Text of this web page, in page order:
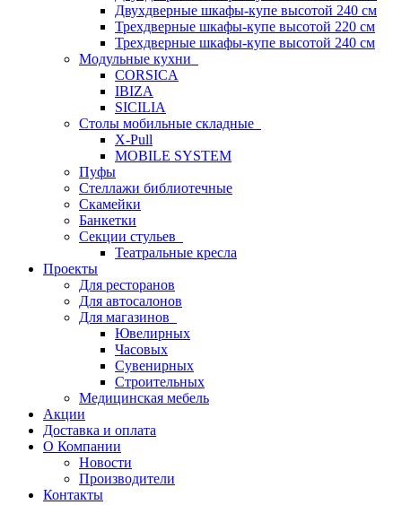
Двухдверные шкафы-купе высотой 240 см
Трехдверные шкафы-купе высотой 220 см
Трехдверные шкафы-купе высотой 240 см
Модульные кухни
CORSICA
IBIZA
SICILIA
Столы мобильные складные
X-Pull
MOBILE SYSTEM
Пуфы
Стеллажи библиотечные
Скамейки
Банкетки
Секции стульев
Театральные кресла
Проекты
Для ресторанов
Для автосалонов
Для магазинов
Ювелирных
Часовых
Сувенирных
Строительных
Медицинская мебель
Акции
Доставка и оплата
О Компании
Новости
Производители
Контакты